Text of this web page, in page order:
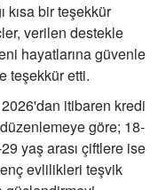
kısa bir teşekkür
verilen destekle
hayatlarına güvenle
teşekkür etti.
itibaren kredi
düzenlemeye göre; 18-
yaş arası çiftlere ise
evlilikleri teşvik